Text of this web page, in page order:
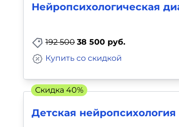
Нейропсихологическая
192 500 38 500 руб.
Купить со скидкой
Детская нейропсихология
Скидка 40%